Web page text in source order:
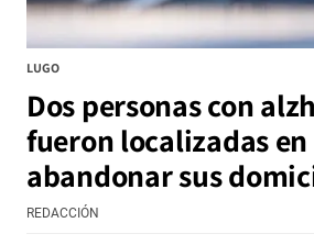
LUGO
Dos personas con
fueron localizadas
abandonar sus
REDACCIÓN